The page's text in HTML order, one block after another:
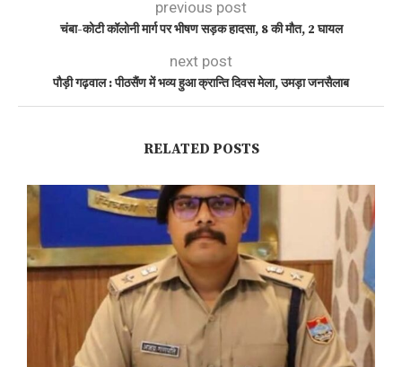
previous post
चंबा-कोटी कॉलोनी मार्ग पर भीषण सड़क हादसा, 8 की मौत, 2 घायल
next post
पौड़ी गढ़वाल : पीठसैंण में भव्य हुआ क्रान्ति दिवस मेला, उमड़ा जनसैलाब
RELATED POSTS